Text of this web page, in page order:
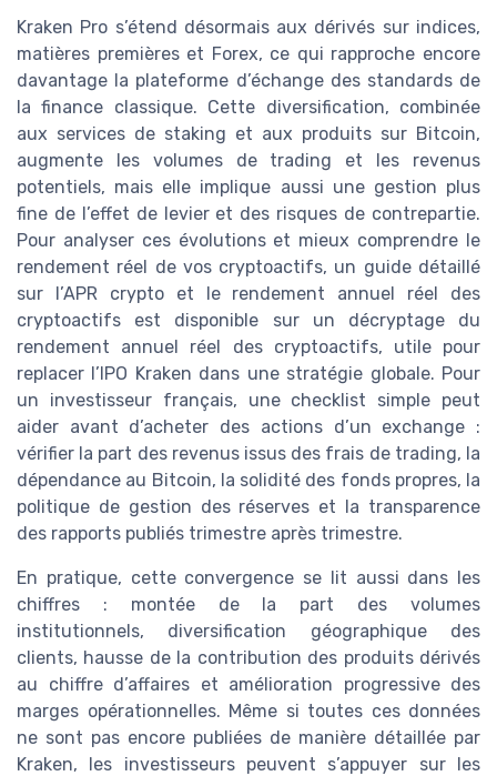
Kraken Pro s’étend désormais aux dérivés sur indices,
matières premières et Forex, ce qui rapproche encore
davantage la plateforme d’échange des standards de
la finance classique. Cette diversification, combinée
aux services de staking et aux produits sur Bitcoin,
augmente les volumes de trading et les revenus
potentiels, mais elle implique aussi une gestion plus
fine de l’effet de levier et des risques de contrepartie.
Pour analyser ces évolutions et mieux comprendre le
rendement réel de vos cryptoactifs, un guide détaillé
sur l’APR crypto et le rendement annuel réel des
cryptoactifs est disponible sur un décryptage du
rendement annuel réel des cryptoactifs, utile pour
replacer l’IPO Kraken dans une stratégie globale. Pour
un investisseur français, une checklist simple peut
aider avant d’acheter des actions d’un exchange :
vérifier la part des revenus issus des frais de trading, la
dépendance au Bitcoin, la solidité des fonds propres, la
politique de gestion des réserves et la transparence
des rapports publiés trimestre après trimestre.
En pratique, cette convergence se lit aussi dans les
chiffres : montée de la part des volumes
institutionnels, diversification géographique des
clients, hausse de la contribution des produits dérivés
au chiffre d’affaires et amélioration progressive des
marges opérationnelles. Même si toutes ces données
ne sont pas encore publiées de manière détaillée par
Kraken, les investisseurs peuvent s’appuyer sur les